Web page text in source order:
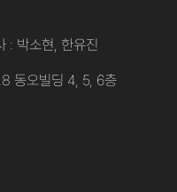
: 박소현, 한유진
동오빌딩 4, 5, 6층